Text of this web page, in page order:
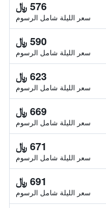
576 ﷼
سعر الليلة شامل الرسوم
590 ﷼
سعر الليلة شامل الرسوم
623 ﷼
سعر الليلة شامل الرسوم
669 ﷼
سعر الليلة شامل الرسوم
671 ﷼
سعر الليلة شامل الرسوم
691 ﷼
سعر الليلة شامل الرسوم